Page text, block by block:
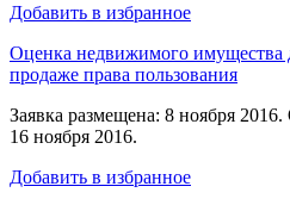
Добавить в избранное
Оценка недвижимого имущества
продаже права пользования
Заявка размещена: 8 ноября
16 ноября 2016.
Добавить в избранное